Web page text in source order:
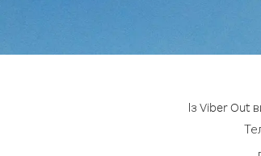
Із Viber Out